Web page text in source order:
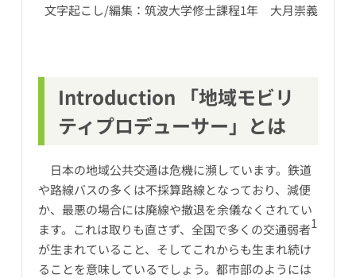
文字起こし/編集：筑波大学修士課程1年 大月崇義
Introduction 「地域モビリ
ティプロデューサー」とは
日本の地域公共交通は危機に瀕しています。鉄道
や路線バスの多くは不採算路線となっており、減便
か、最悪の場合には廃線や撤退を余儀なくされてい
ます。これは取りも直さず、全国で多くの交通弱者1
が生まれていること、そしてこれからも生まれ続け
ることを意味しているでしょう。都市部のようには